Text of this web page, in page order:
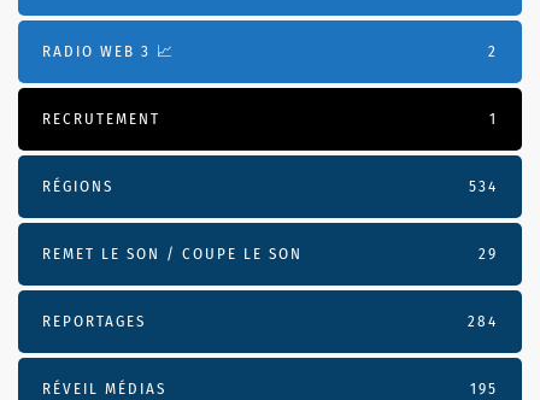
RADIO WEB 3 📈 2
RECRUTEMENT 1
RÉGIONS 534
REMET LE SON / COUPE LE SON 29
REPORTAGES 284
RÉVEIL MÉDIAS 195